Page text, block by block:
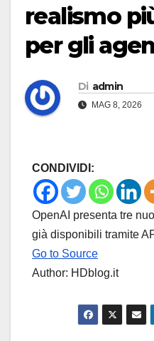
realismo
per gli
Di admin
MAG 8, 2026
CONDIVIDI:
OpenAI presenta tre
già disponibili tramite
Go to Source
Author: HDblog.it